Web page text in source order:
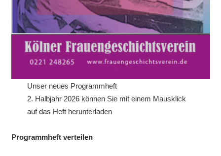
Unser neues Programmheft
2. Halbjahr 2026 können Sie mit einem Mausklick
auf das Heft herunterladen
Programmheft verteilen